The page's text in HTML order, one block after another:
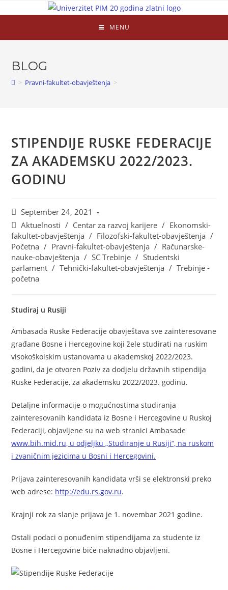
MENU
BLOG
> Pravni-fakultet-obavještenja >
STIPENDIJE RUSKE FEDERACIJE
ZA AKADEMSKU 2022/2023.
GODINU
September 24, 2021
Aktuelnosti / Centar za razvoj karijere / Ekonomski-
fakultet-obavještenja / Filozofski-fakultet-obavještenja /
Početna / Pravni-fakultet-obavještenja / Računarske-
nauke-obavještenja / SC Trebinje / Studentski
parlament / Tehnički-fakultet-obavještenja / Trebinje -
početna
Studiraj u Rusiji
Ambasada Ruske Federacije obavještava sve zainteresovane
građane Bosne i Hercegovine koji žele studirati na ruskim
visokoškolskim ustanovama u akademskoj 2022/2023.
godini, da je otvoren Poziv za dodjelu državnih stipendija
Ruske Federacije, za akademsku 2022/2023. godinu.
Detaljne informacije o mogućnostima studiranja
zainteresovanih kandidata iz Bosne i Hercegovine u Ruskoj
Federaciji, objavljene su na web stranici Ambasade
www.bih.mid.ru, u odjeljku „Studiranje u Rusiji“, na ruskom
i zvaničnim jezicima u Bosni i Hercegovini.
Prijava zainteresovanih kandidata vrši se elektronski preko
web adrese: http://edu.rs.gov.ru.
Krajnji rok za slanje prijava je 1. novembar 2021 godine.
Ostali podaci o ponuđenim stipendijama za studente iz
Bosne i Hercegovine biće naknadno objavljeni.